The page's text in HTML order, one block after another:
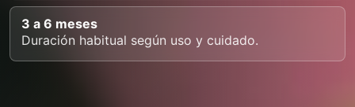
3 a 6 meses
Duración habitual según uso y cuidado.